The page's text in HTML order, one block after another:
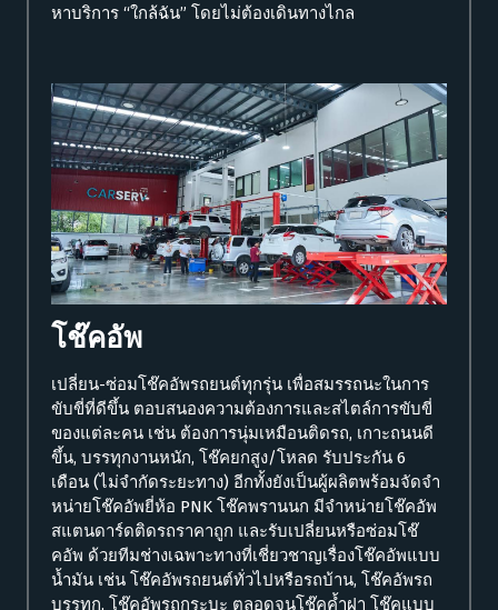
หาบริการ “ใกล้ฉัน” โดยไม่ต้องเดินทางไกล
โช๊คอัพ
เปลี่ยน-ซ่อมโช๊คอัพรถยนต์ทุกรุ่น เพื่อสมรรถนะในการ
ขับขี่ที่ดีขึ้น ตอบสนองความต้องการและสไตล์การขับขี่
ของแต่ละคน เช่น ต้องการนุ่มเหมือนติดรถ, เกาะถนนดี
ขึ้น, บรรทุกงานหนัก, โช๊คยกสูง/โหลด รับประกัน 6
เดือน (ไม่จำกัดระยะทาง) อีกทั้งยังเป็นผู้ผลิตพร้อมจัดจำ
หน่ายโช๊คอัพยี่ห้อ PNK โช๊คพรานนก มีจำหน่ายโช๊คอัพ
สแตนดาร์ดติดรถราคาถูก และรับเปลี่ยนหรือซ่อมโช๊
คอัพ ด้วยทีมช่างเฉพาะทางที่เชี่ยวชาญเรื่องโช๊คอัพแบบ
น้ำมัน เช่น โช๊คอัพรถยนต์ทั่วไปหรือรถบ้าน, โช๊คอัพรถ
บรรทุก, โช๊คอัพรถกระบะ ตลอดจนโช๊คค้ำฝา โช๊คแบบ